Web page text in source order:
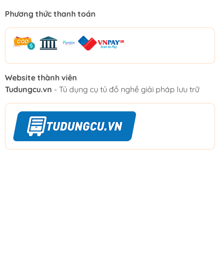
Phương thức thanh toán
Website thành viên
Tudungcu.vn - Tủ dụng cụ tủ đồ nghề giải pháp lưu trữ